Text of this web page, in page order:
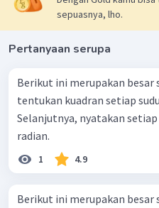
sepuasnya, lho.
Pertanyaan serupa
Berikut ini merupakan besar
tentukan kuadran setiap sudut
Selanjutnya, nyatakan
radian.
1 4.9
Berikut ini merupakan besar